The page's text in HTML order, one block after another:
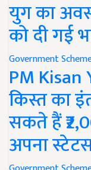
युग का
को दी गई
Government
PM Kisan
किस्त का
सकते हैं
अपना